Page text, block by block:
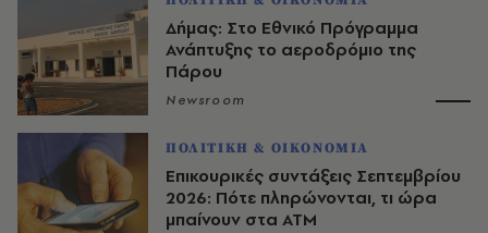
Δήμας: Στο Εθνικό Πρόγραμμα
Ανάπτυξης το αεροδρόμιο της
Πάρου
Newsroom
ΠΟΛΙΤΙΚΗ & ΟΙΚΟΝΟΜΙΑ
Επικουρικές συντάξεις Σεπτεμβρίου
2026: Πότε πληρώνονται, τι ώρα
μπαίνουν στα ΑΤΜ